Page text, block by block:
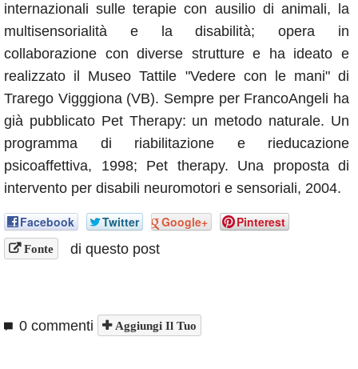
internazionali sulle terapie con ausilio di animali, la
multisensorialità e la disabilità; opera in
collaborazione con diverse strutture e ha ideato e
realizzato il Museo Tattile "Vedere con le mani" di
Trarego Vigggiona (VB). Sempre per FrancoAngeli ha
già pubblicato Pet Therapy: un metodo naturale. Un
programma di riabilitazione e rieducazione
psicoaffettiva, 1998; Pet therapy. Una proposta di
intervento per disabili neuromotori e sensoriali, 2004.
Facebook Twitter Google+ Pinterest
Fonte di questo post
0 commenti Aggiungi Il Tuo